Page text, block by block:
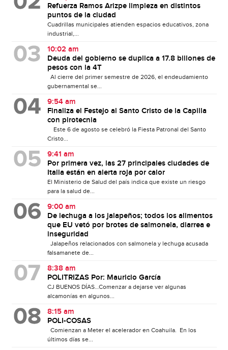
Refuerza Ramos Arizpe limpieza en distintos
puntos de la ciudad
Cuadrillas municipales atienden espacios educativos, zona
industrial,...
10:02 am
Deuda del gobierno se duplica a 17.8 billones de
pesos con la 4T
Al cierre del primer semestre de 2026, el endeudamiento
gubernamental se...
9:54 am
Finaliza el Festejo al Santo Cristo de la Capilla
con pirotecnia
Este 6 de agosto se celebró la Fiesta Patronal del Santo
Cristo...
9:41 am
Por primera vez, las 27 principales ciudades de
Italia están en alerta roja por calor
El Ministerio de Salud del país indica que existe un riesgo
para la salud de...
9:00 am
De lechuga a los jalapeños; todos los alimentos
que EU vetó por brotes de salmonela, diarrea e
inseguridad
Jalapeños relacionados con salmonela y lechuga acusada
falsamanete de...
8:38 am
POLITRIZAS Por: Mauricio García
CJ BUENOS DÍAS…Comenzar a dejarse ver algunas
alcamonías en algunos...
8:15 am
POLI-COSAS
Comienzan a Meter el acelerador en Coahuila. En los
últimos días se...